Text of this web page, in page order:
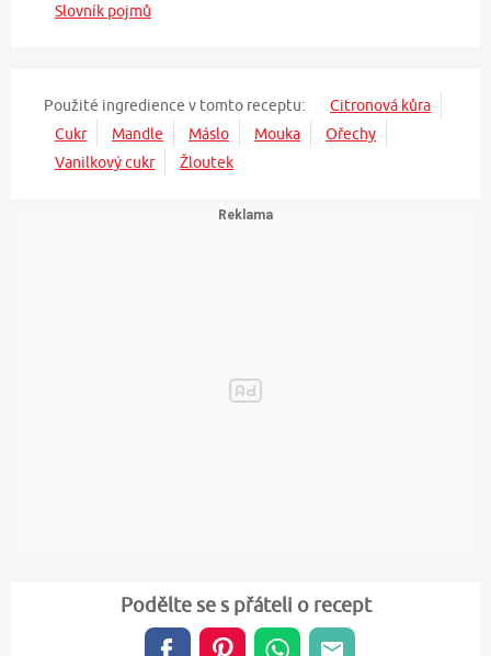
Slovník pojmů
Použité ingredience v tomto receptu:
Citronová kůra
Cukr
Mandle Máslo Mouka
Ořechy
Vanilkový cukr
Žloutek
Podělte se s přáteli o recept